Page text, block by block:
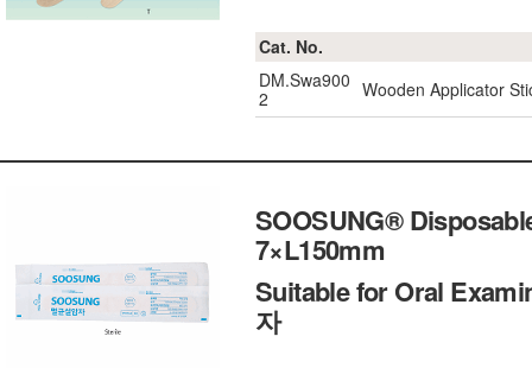
Cat. No.
DM.Swa900
2
Wooden Applicator
SOOSUNG®
7×L150mm
Suitable for Oral
자